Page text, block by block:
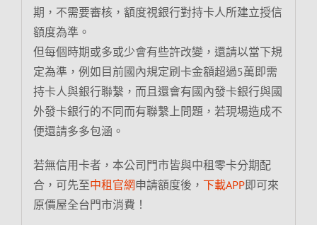
期，不需要審核，額度視銀行對持卡人所建立授信
額度為準。
但每個時期或多或少會有些許改變，還請以當下規
定為準，例如目前國內規定刷卡金額超過5萬即需
持卡人與銀行聯繫，而且還會有國內發卡銀行與國
外發卡銀行的不同而有聯繫上問題，若現場造成不
便還請多多包涵。
若無信用卡者，本公司門市皆與中租零卡分期配
合，可先至中租官網申請額度後， 下載APP即可來
原價屋全台門市消費！